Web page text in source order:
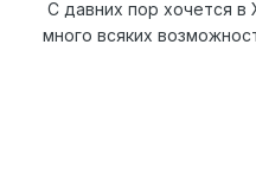
С давних пор хочется
много всяких